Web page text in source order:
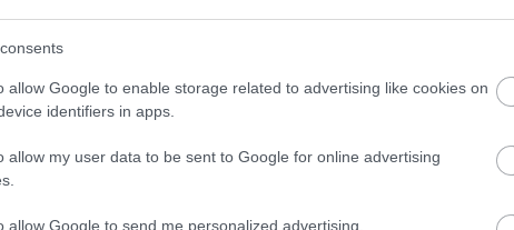
allow Google to enable storage related to advertising like cookies on
identifiers in apps.
allow my user data to be sent to Google for online advertising
allow Google to send me personalized advertising.